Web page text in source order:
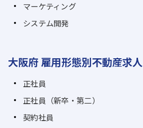
マーケティング
システム開発
大阪府 雇用形態別不動産求人
正社員
正社員（新卒・第二）
契約社員